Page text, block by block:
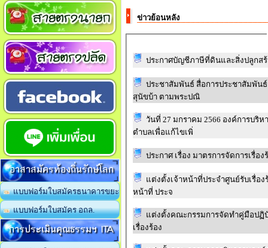
อาสาสมัครท้องถิ่นรักษ์โลก
แบบฟอร์มใบสมัครธนาคารขยะ
แบบฟอร์มใบสมัคร อถล.
การประเมินคุณธรรมฯ ITA
ข่าวย้อนหลัง
ประกาศบัญชีภาษีที่ดินและสิ่งปลูกสร้
ประชาสัมพันธ์ สื่อการประชาสัมพัน
สุนัขบ้า ตามพระปณิ
วันที่ 27 มกราคม 2566 องค์การบริ
ตำบลเพื่อแก้ไขเพิ่
ประกาศ เรื่อง มาตรการจัดการเรื่อ
แต่งตั้งเจ้าหน้าที่ประจำศูนย์รับเรื่อ
หน้าที่ ประจ
แต่งตั้งคณะกรรมการจัดทำคู่มือปฏิบั
เรื่องร้อง